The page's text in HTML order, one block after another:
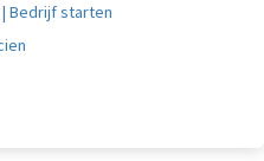
Bedrijf starten